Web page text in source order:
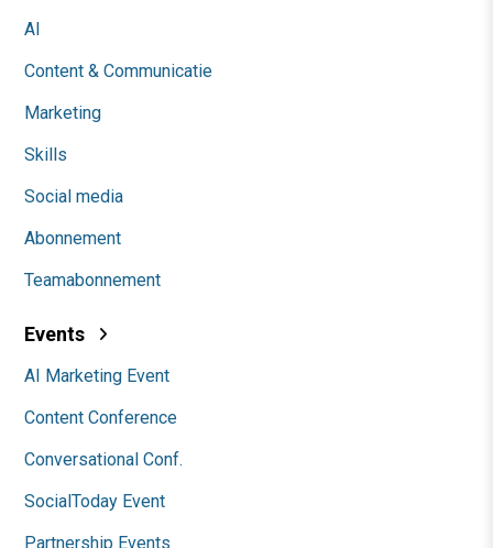
AI
Content & Communicatie
Marketing
Skills
Social media
Abonnement
Teamabonnement
Events
AI Marketing Event
Content Conference
Conversational Conf.
SocialToday Event
Partnership Events